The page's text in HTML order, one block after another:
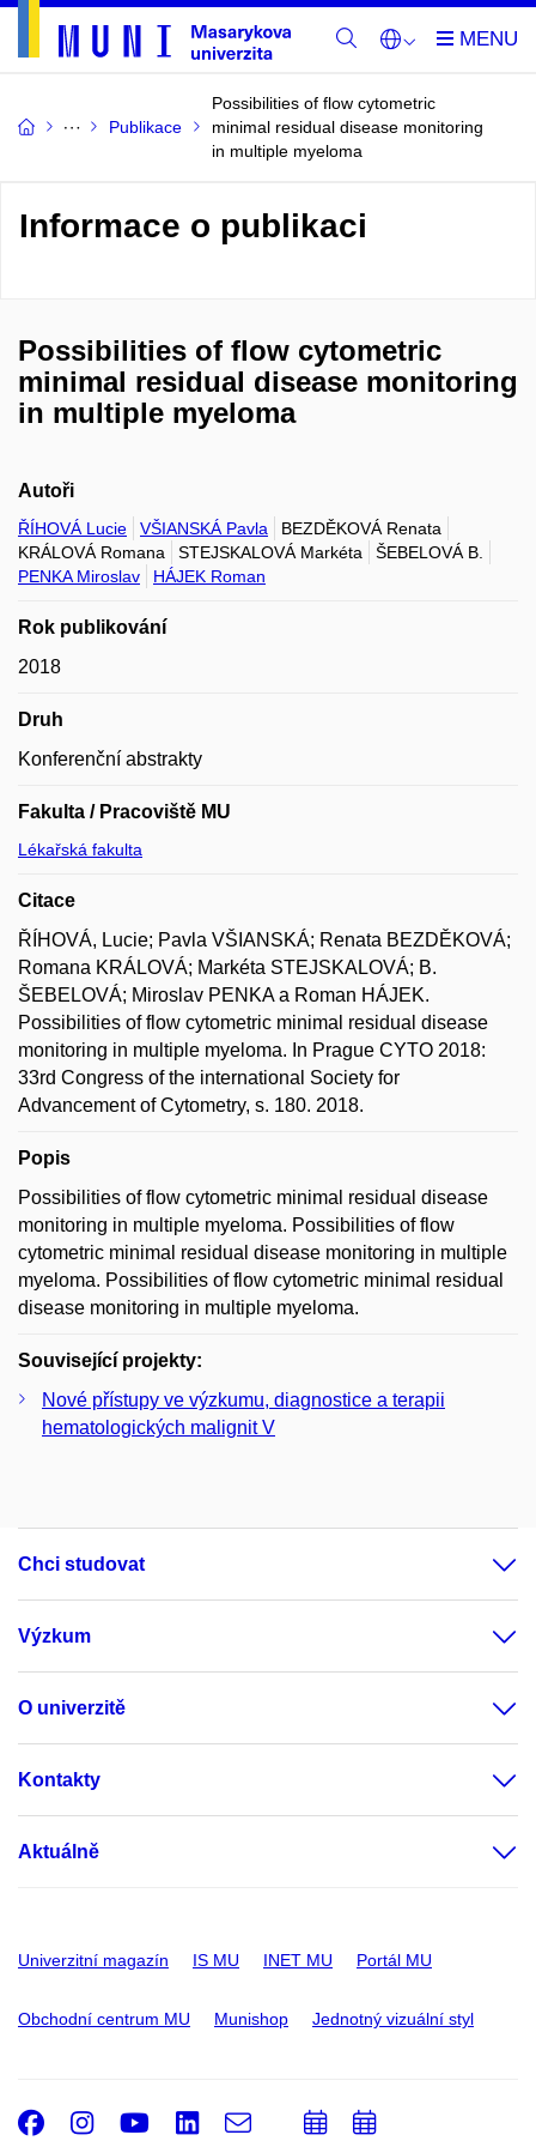
Publikace
Possibilities of flow cytometric
minimal residual disease monitoring
in multiple myeloma
Informace o publikaci
Possibilities of flow cytometric
minimal residual disease monitoring
in multiple myeloma
Autoři
ŘÍHOVÁ Lucie VŠIANSKÁ Pavla
BEZDĚKOVÁ Renata
KRÁLOVÁ Romana
STEJSKALOVÁ Markéta
ŠEBELOVÁ B.
PENKA Miroslav
HÁJEK Roman
Rok publikování
2018
Druh
Konferenční abstrakty
Fakulta / Pracoviště MU
Lékařská fakulta
Citace
ŘÍHOVÁ, Lucie; Pavla VŠIANSKÁ; Renata BEZDĚKOVÁ;
Romana KRÁLOVÁ; Markéta STEJSKALOVÁ; B.
ŠEBELOVÁ; Miroslav PENKA a Roman HÁJEK.
Possibilities of flow cytometric minimal residual disease
monitoring in multiple myeloma. In Prague CYTO 2018:
33rd Congress of the international Society for
Advancement of Cytometry, s. 180. 2018.
Popis
Possibilities of flow cytometric minimal residual disease
monitoring in multiple myeloma. Possibilities of flow
cytometric minimal residual disease monitoring in multiple
myeloma. Possibilities of flow cytometric minimal residual
disease monitoring in multiple myeloma.
Související projekty:
Nové přístupy ve výzkumu, diagnostice a terapii
hematologických malignit V
Chci studovat
Výzkum
O univerzitě
Kontakty
Aktuálně
Univerzitní magazín IS MU INET MU Portál MU
Obchodní centrum MU Munishop Jednotný vizuální styl
Facebook
Instagram
Youtube
LinkedIn
e-
PřidatPřidat